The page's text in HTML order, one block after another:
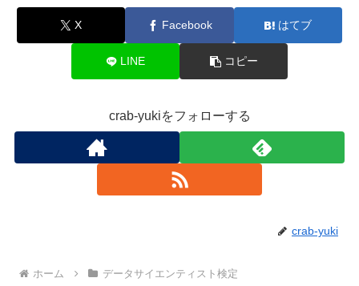
X Facebook はてブ
LINE コピー
crab-yukiをフォローする
crab-yuki
ホーム データサイエンティスト検定